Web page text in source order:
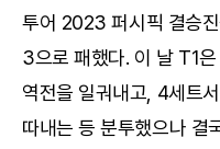
투어 2023 퍼시픽 결승
3으로 패했다. 이 날 T1
역전을 일궈내고, 4세트
따내는 등 분투했으나 결